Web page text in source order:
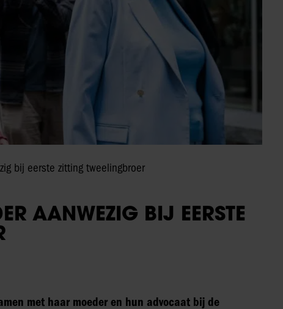
bij eerste zitting tweelingbroer
AANWEZIG BIJ EERSTE
met haar moeder en hun advocaat bij de